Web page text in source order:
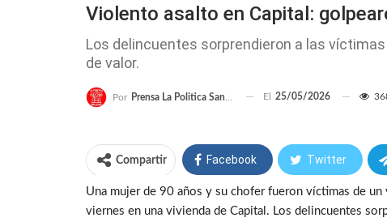
Violento asalto en Capital:
Los delincuentes sorprendieron a las
de valor.
Por Prensa La Politica San Juan El 25/05/2026
Compartir Facebook Twitter
Una mujer de 90 años y su chofer fueron víctimas de
viernes en una vivienda de Capital. Los delincuentes